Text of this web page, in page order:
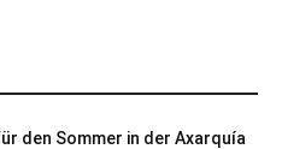
den Sommer in der Axarquía